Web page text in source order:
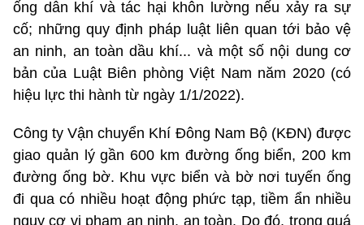
ống dẫn khí và tác hại khôn lường nếu xảy ra sự
cố; những quy định pháp luật liên quan tới bảo vệ
an ninh, an toàn dầu khí... và một số nội dung cơ
bản của Luật Biên phòng Việt Nam năm 2020 (có
hiệu lực thi hành từ ngày 1/1/2022).
Công ty Vận chuyển Khí Đông Nam Bộ (KĐN) được
giao quản lý gần 600 km đường ống biển, 200 km
đường ống bờ. Khu vực biển và bờ nơi tuyến ống
đi qua có nhiều hoạt động phức tạp, tiềm ẩn nhiều
nguy cơ vi phạm an ninh, an toàn. Do đó, trong quá